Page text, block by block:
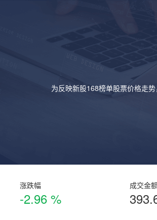
为反映新股168榜单股票价格走
涨跌幅
-2.96 %
成交金